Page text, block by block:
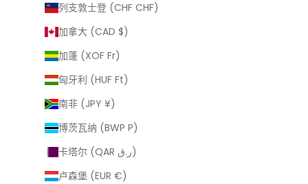
列支敦士登 (CHF CHF)
加拿大 (CAD $)
加蓬 (XOF Fr)
匈牙利 (HUF Ft)
南非 (JPY ¥)
博茨瓦纳 (BWP P)
卡塔尔 (QAR ر.ق)
卢森堡 (EUR €)